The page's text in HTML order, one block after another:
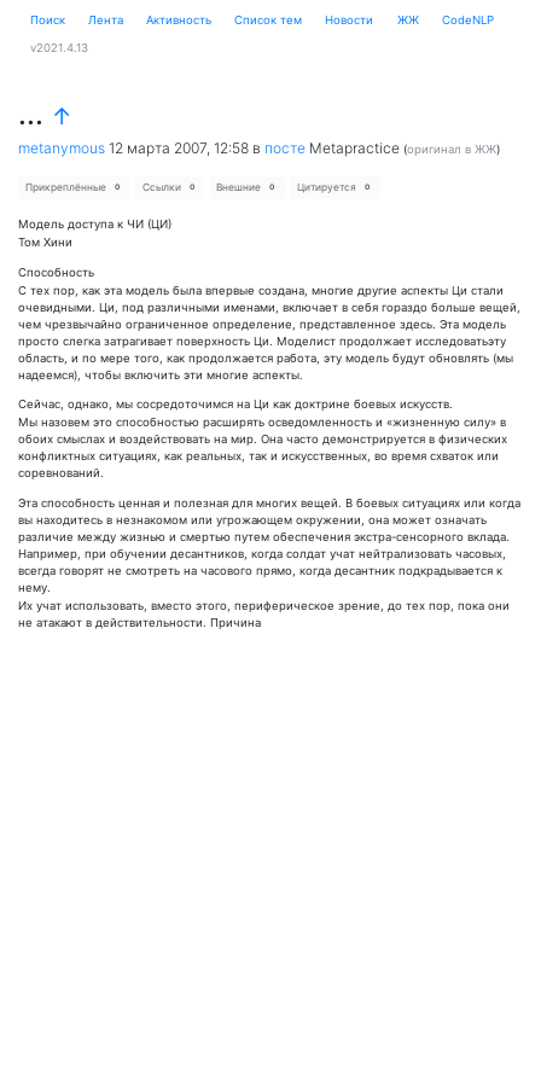
Поиск Лента Активность Cписок тем Новости ЖЖ CodeNLP
v2021.4.13
... ↑
metanymous 12 марта 2007, 12:58 в посте Metapractice (оригинал в ЖЖ)
Прикреплённые 0 Ссылки 0 Внешние 0 Цитируется 0
Модель доступа к ЧИ (ЦИ)
Том Хини
Способность
С тех пор, как эта модель была впервые создана, многие другие аспекты Ци стали
очевидными. Ци, под различными именами, включает в себя гораздо больше вещей,
чем чрезвычайно ограниченное определение, представленное здесь. Эта модель
просто слегка затрагивает поверхность Ци. Моделист продолжает исследоватьэту
область, и по мере того, как продолжается работа, эту модель будут обновлять (мы
надеемся), чтобы включить эти многие аспекты.
Сейчас, однако, мы сосредоточимся на Ци как доктрине боевых искусств.
Мы назовем это способностью расширять осведомленность и «жизненную силу» в
обоих смыслах и воздействовать на мир. Она часто демонстрируется в физических
конфликтных ситуациях, как реальных, так и искусственных, во время схваток или
соревнований.
Эта способность ценная и полезная для многих вещей. В боевых ситуациях или когда
вы находитесь в незнакомом или угрожающем окружении, она может означать
различие между жизнью и смертью путем обеспечения экстра-сенсорного вклада.
Например, при обучении десантников, когда солдат учат нейтрализовать часовых,
всегда говорят не смотреть на часового прямо, когда десантник подкрадывается к
нему.
Их учат использовать, вместо этого, периферическое зрение, до тех пор, пока они
не атакают в действительности. Причина